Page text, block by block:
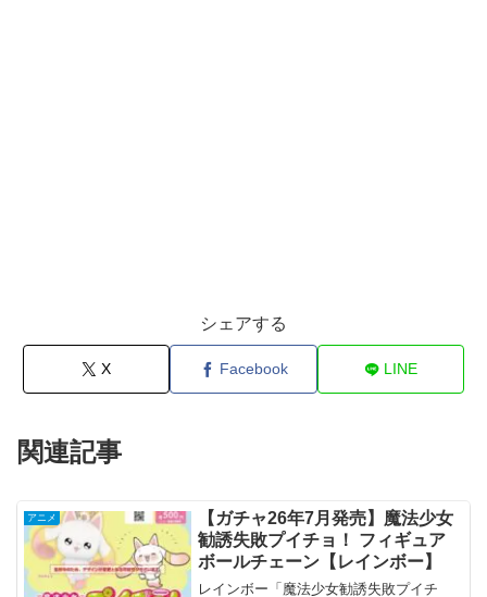
シェアする
X Facebook LINE
関連記事
アニメ
【ガチャ26年7月発売】魔法少女
勧誘失敗プイチョ！ フィギュア
ボールチェーン【レインボー】
レインボー「魔法少女勧誘失敗プイチ